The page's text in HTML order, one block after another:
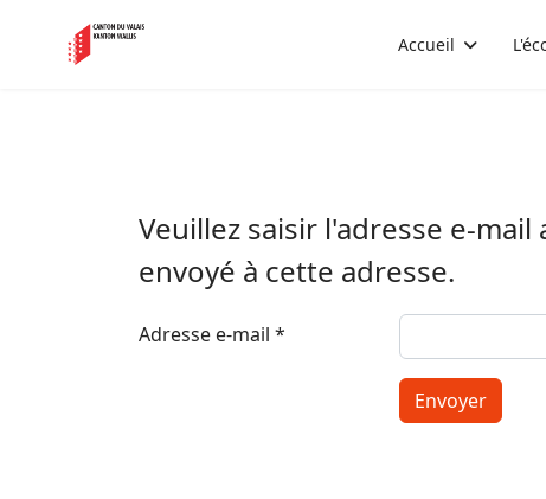
Accueil
Veuillez saisir l'adresse e-
envoyé à cette adresse.
Adresse e-mail *
Envoyer